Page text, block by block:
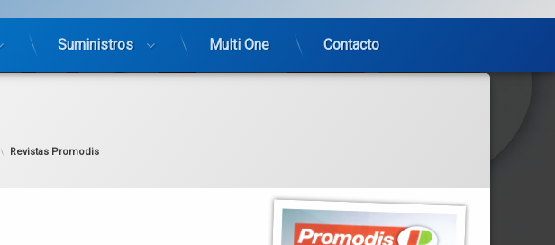
Suministros Multi One Contacto
Categorías:
Revistas Promodis